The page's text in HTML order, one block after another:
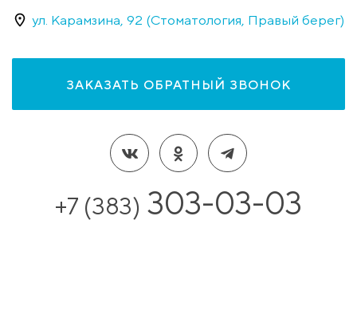
ул. Карамзина, 92 (Стоматология, Правый берег)
ЗАКАЗАТЬ ОБРАТНЫЙ ЗВОНОК
+7 (383) 303-03-03